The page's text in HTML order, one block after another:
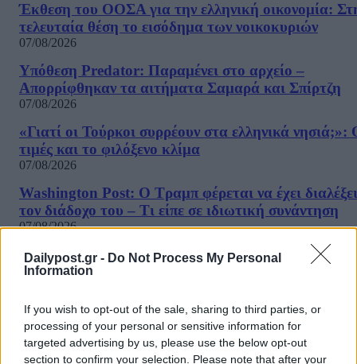
Dailypost.gr - Do Not Process My Personal
Information
If you wish to opt-out of the sale, sharing to third parties, or
processing of your personal or sensitive information for
targeted advertising by us, please use the below opt-out
section to confirm your selection. Please note that after your
Έκθεση του ΟΟΣΑ για την ελληνική οικονομία:
τελευταία θέση το εισόδημα των νοικοκυριών
07/08/2026
Υπόθεση Predator: Παραμένει στο αρχείο –
Απορρίφθηκαν τα αιτήματα Σαμαρά και Σπίρτζη
07/08/2026
«Γιατί οι Τούρκοι συρρέουν στα ελληνικά νησιά;»:
τιμές και το φιλόξενο κλίμα
07/08/2026
Washington Post: Ο Τραμπ φέρεται να έχει διαλέξει
τον διάδοχο του – Τι είπε σε ιδιωτική συνάντηση
07/08/2026
«Καμπάνα» 567 εκατ δολαρίων στη Meta για
στην ψυχική υγεία των παιδιών
Η εφαρμογή «Οδύσσεια του Ομήρου» του
Καραναστάση στην κορυφή του ελληνικού App
07/08/2026